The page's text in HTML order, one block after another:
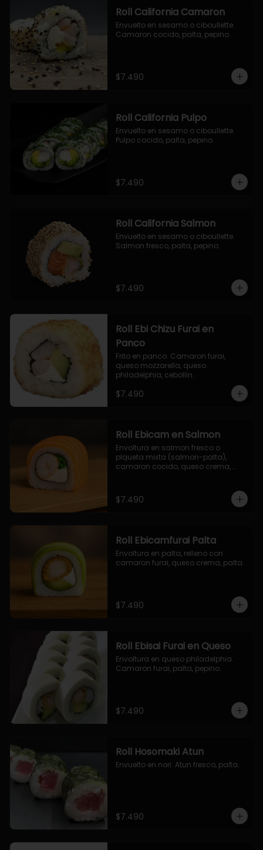
Roll California Camaron
Envuelto en sesamo o ciboullette.
Camaron cocido, palta, pepino.
$7.490
Roll California Pulpo
Envuelto en sesamo o ciboullette.
Pulpo cocido, palta, pepino.
$7.490
Roll California Salmon
Envuelto en sesamo o ciboullette.
Salmon fresco, palta, pepino.
$7.490
Roll Ebi Chizu Furai en
Panco
Frito en panco. Camaron furai,
queso mozzarella, queso
philadelphia, cebollin.
$7.490
Roll Ebicam en Salmon
Envoltura en salmon fresco o
plqueta mixta (salmon-palta),
camaron cocido, queso crema,
$7.490
Roll Ebicamfurai Palta
Envoltura en palta, relleno con
camaron furai, queso crema, palta.
$7.490
Roll Ebisai Furai en Queso
Envoltura en queso philadelphia.
Camaron furai, palta, pepino.
$7.490
Roll Hosomaki Atun
Envuelto en nori. Atun fresco, palta.
$7.490